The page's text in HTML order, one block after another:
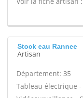
Stock eau Rannee
Artisan
Département: 35
Tableau électrique